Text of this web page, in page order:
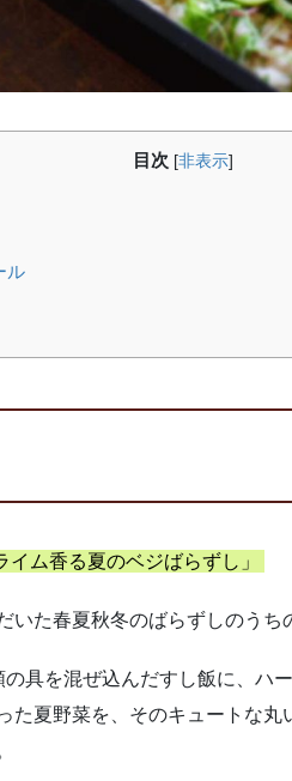
目次 [非表示]
ル
イム香る夏のベジばらずし」
いた春夏秋冬のばらずしのうち
具を混ぜ込んだすし飯に、ハ
た夏野菜を、そのキュートな丸